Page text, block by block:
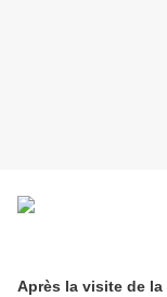
Après la visite de la